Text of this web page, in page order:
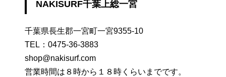
NAKISURF千葉上総一宮
千葉県長生郡一宮町一宮9355-10
TEL： 0475-36-3883
shop@nakisurf.com
営業時間は８時から１８時くらいまでです。